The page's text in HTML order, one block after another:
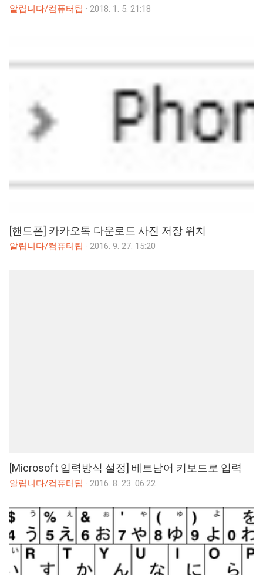
알립니다/컴퓨터팁 · 2018. 1. 5. 21:18
[핸드폰] 카카오톡 다운로드 사진 저장 위치
알립니다/컴퓨터팁 · 2016. 9. 27. 15:20
[Microsoft 입력방식 설정] 베트남어 키보드로 입력
알립니다/컴퓨터팁 · 2016. 8. 23. 06:22